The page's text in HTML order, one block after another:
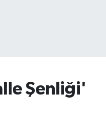
Şenliği'